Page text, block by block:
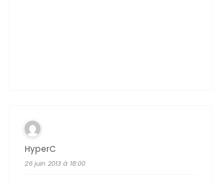
HyperC
26 juin 2013 à 18:00